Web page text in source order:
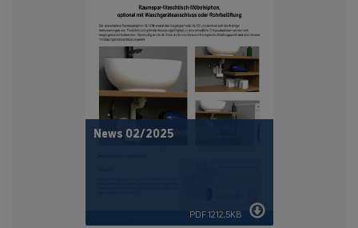
News 02/2025
PDF 1212,5KB